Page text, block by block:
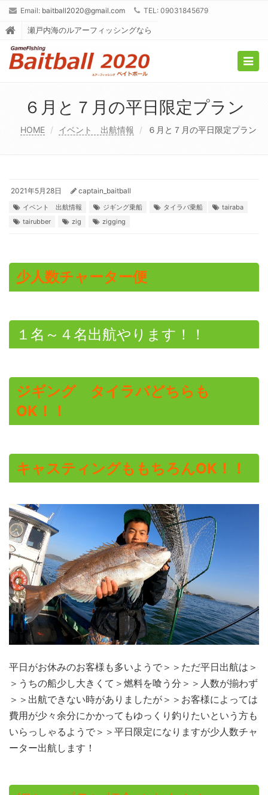
Email: baitball2020@gmail.com TEL: 09031845679
瀬戸内海のルアーフィッシングなら
６月と７月の平日限定プラン
HOME イベント 出航情報 ６月と７月の平日限定プラン
2021年5月28日 captain_baitball
イベント 出航情報 ジギング乗船 タイラバ乗船
tairaba
tairubber
zig zigging
少人数チャーター便
１名～４名出航やります！！
ジギング タイラバどちらも
OK！！
キャスティングももちろんOK！！
平日がお休みのお客様も多いようで＞＞ただ平日出航は＞
＞うちの船少し大きくて＞燃料を喰う分＞＞人数が揃わず
＞＞出航できない時がありましたが＞＞お客様によっては
費用が少々余分にかかってもゆっくり釣りたいという方も
いらっしゃるようで＞＞平日限定になりますが少人数チャ
ーター出航します！